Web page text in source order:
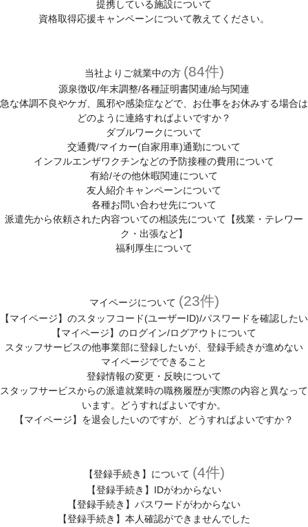
提携している施設について
資格取得応援キャンペーンについて教えてください。
当社よりご就業中の方 (84件)
源泉徴収/年末調整/各種証明書関連/給与関連
急な体調不良やケガ、風邪や感染症などで、お仕事をお休みする場合は
どのように連絡すればよいですか？
ダブルワークについて
交通費/マイカー(自家用車)通勤について
インフルエンザワクチンなどの予防接種の費用について
有給/その他休暇関連について
友人紹介キャンペーンについて
各種お問い合わせ先について
派遣先から依頼された内容ついての相談先について【残業・テレワー
ク・出張など】
福利厚生について
マイページについて (23件)
【マイページ】のスタッフコード(ユーザーID)/パスワードを確認したい
【マイページ】のログイン/ログアウトについて
スタッフサービスの他事業部に登録したいが、登録手続きが進めない
マイページでできること
登録情報の変更・反映について
スタッフサービスからの派遣就業時の職務履歴が実際の内容と異なって
います。どうすればよいですか。
【マイページ】を退会したいのですが、どうすればよいですか？
【登録手続き】について (4件)
【登録手続き】IDがわからない
【登録手続き】パスワードがわからない
【登録手続き】本人確認ができませんでした